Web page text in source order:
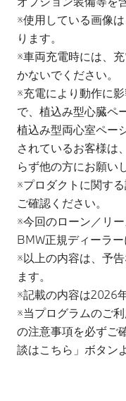
※使用している画像
ります。
※車両充電時には、
かないでください。
※充電により動作に
で、植込み型心臓ペ
植込み型両心室ペー
されているお客様は
らず他の方にお願い
※プロダクトに関す
ご確認ください。
※今回のローン／リ
BMW正規ディーラー
※以上の内容は、予
ます。
※記載の内容は2026
※当プログラムのご
の注意事項を必ずご
談はこちら」ボタン